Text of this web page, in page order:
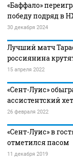
«Баффало»
победу подряд в
30 декабря 2024
Лучший матч
россиянина
15 апреля 2022
«Сент-Луис»
ассистентский
26 февраля 2022
«Сент-Луис» в
отметился пасом
11 декабря 2019